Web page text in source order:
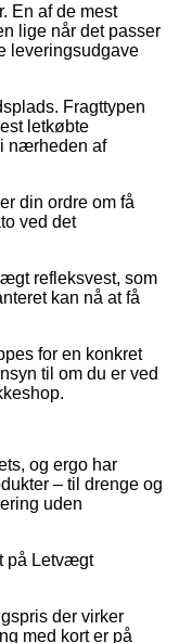
En af de mest
lige når det passer
leveringsudgave
Fragttypen
letkøbte
nærheden af
din ordre om få
ved det
refleksvest, som
kan nå at få
for en konkret
til om du er ved
og ergo har
– til drenge og
uden
på Letvægt
der virker
med kort er på